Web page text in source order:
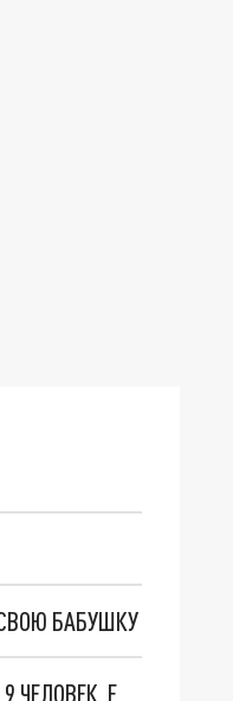
БАБУШКУ